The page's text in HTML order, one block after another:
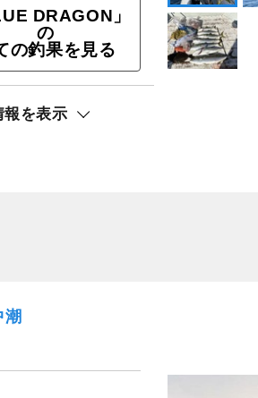
DRAGON」
の
の釣果を見る
報を表示